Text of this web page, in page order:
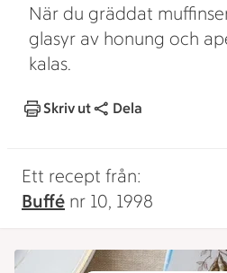
När du gräddat
glasyr av honung och
kalas.
Skriv ut Dela
Ett recept från:
Buffé nr 10, 1998